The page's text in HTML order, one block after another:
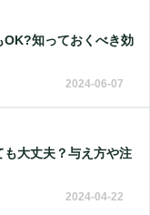
OK?知っておくべき効
2024-06-07
大丈夫？与え方や注
2024-04-22